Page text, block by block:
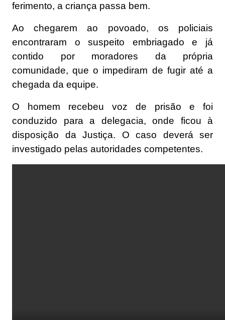
ferimento, a criança passa bem.
Ao chegarem ao povoado, os policiais
encontraram o suspeito embriagado e já
contido por moradores da própria
comunidade, que o impediram de fugir até a
chegada da equipe.
O homem recebeu voz de prisão e foi
conduzido para a delegacia, onde ficou à
disposição da Justiça. O caso deverá ser
investigado pelas autoridades competentes.